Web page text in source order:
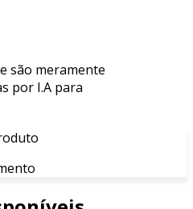
são meramente
por I.A para